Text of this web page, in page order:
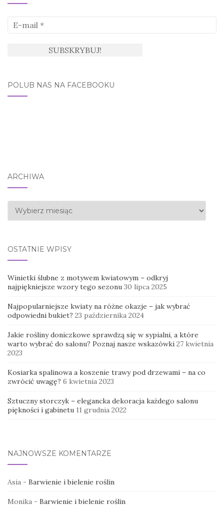
POLUB NAS NA FACEBOOKU
ARCHIWA
Archiwa
OSTATNIE WPISY
Winietki ślubne z motywem kwiatowym – odkryj
najpiękniejsze wzory tego sezonu 30 lipca 2025
Najpopularniejsze kwiaty na różne okazje – jak wybrać
odpowiedni bukiet? 23 października 2024
Jakie rośliny doniczkowe sprawdzą się w sypialni, a które
warto wybrać do salonu? Poznaj nasze wskazówki 27 kwietnia
2023
Kosiarka spalinowa a koszenie trawy pod drzewami – na co
zwrócić uwagę? 6 kwietnia 2023
Sztuczny storczyk – elegancka dekoracja każdego salonu
piękności i gabinetu 11 grudnia 2022
NAJNOWSZE KOMENTARZE
Asia - Barwienie i bielenie roślin
Monika - Barwienie i bielenie roślin